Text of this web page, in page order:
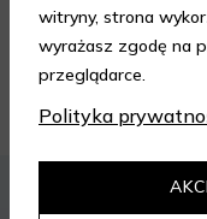
witryny, strona
wyrażasz zgodę na
przeglądarce.
Polityka